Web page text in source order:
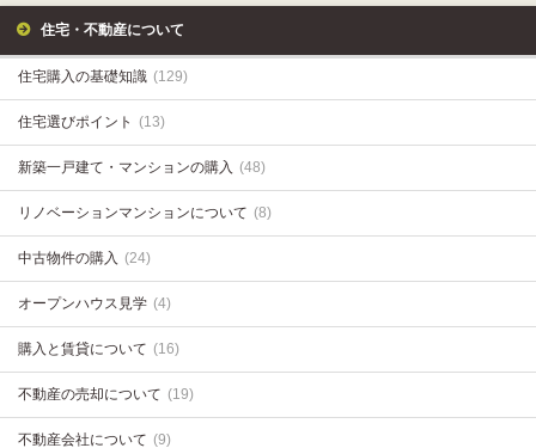
住宅・不動産について
住宅購入の基礎知識 (129)
住宅選びポイント (13)
新築一戸建て・マンションの購入 (48)
リノベーションマンションについて (8)
中古物件の購入 (24)
オープンハウス見学 (4)
購入と賃貸について (16)
不動産の売却について (19)
不動産会社について (9)